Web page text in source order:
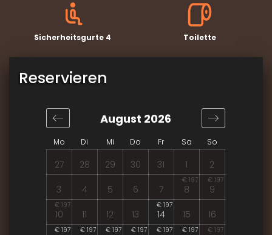
Sicherheitsgurte 4 Toilette
Reservieren
Mo Di Mi Do Fr Sa So
August 2026
27 28 29 30 31 1 2
3 4 5 6 7
€ 197
8
€ 197
9
€ 197
10 11 12 13
€ 197
14 15 16
€ 197 € 197 € 197 € 197 € 197 € 197 € 197